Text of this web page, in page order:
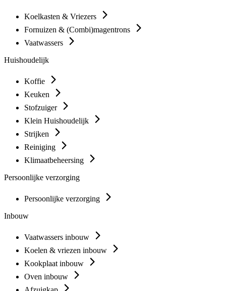
Koelkasten & Vriezers
Fornuizen & (Combi)magentrons
Vaatwassers
Huishoudelijk
Koffie
Keuken
Stofzuiger
Klein Huishoudelijk
Strijken
Reiniging
Klimaatbeheersing
Persoonlijke verzorging
Persoonlijke verzorging
Inbouw
Vaatwassers inbouw
Koelen & vriezen inbouw
Kookplaat inbouw
Oven inbouw